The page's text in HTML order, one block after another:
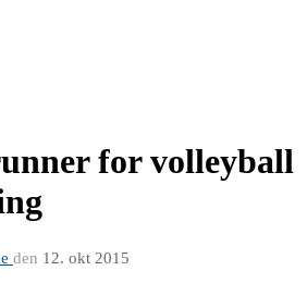
for volleyball
den 12. okt 2015